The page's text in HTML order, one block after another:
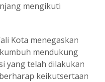
mengikuti
Kota menegaskan
mendukung
yang telah dilakukan
keikutsertaan